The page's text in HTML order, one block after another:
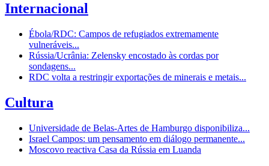
Internacional
Ébola/RDC: Campos de refugiados extremamente
vulneráveis...
Rússia/Ucrânia: Zelensky encostado às cordas por
sondagens...
RDC volta a restringir exportações de minerais e metais...
Cultura
Universidade de Belas-Artes de Hamburgo disponibiliza...
Israel Campos: um pensamento em diálogo permanente...
Moscovo reactiva Casa da Rússia em Luanda